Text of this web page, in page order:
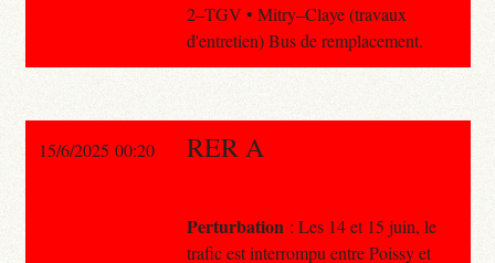
2–TGV • Mitry–Claye (travaux
d'entretien) Bus de remplacement.
15/6/2025 00:20 RER A
Perturbation : Les 14 et 15 juin, le
trafic est interrompu entre Poissy et